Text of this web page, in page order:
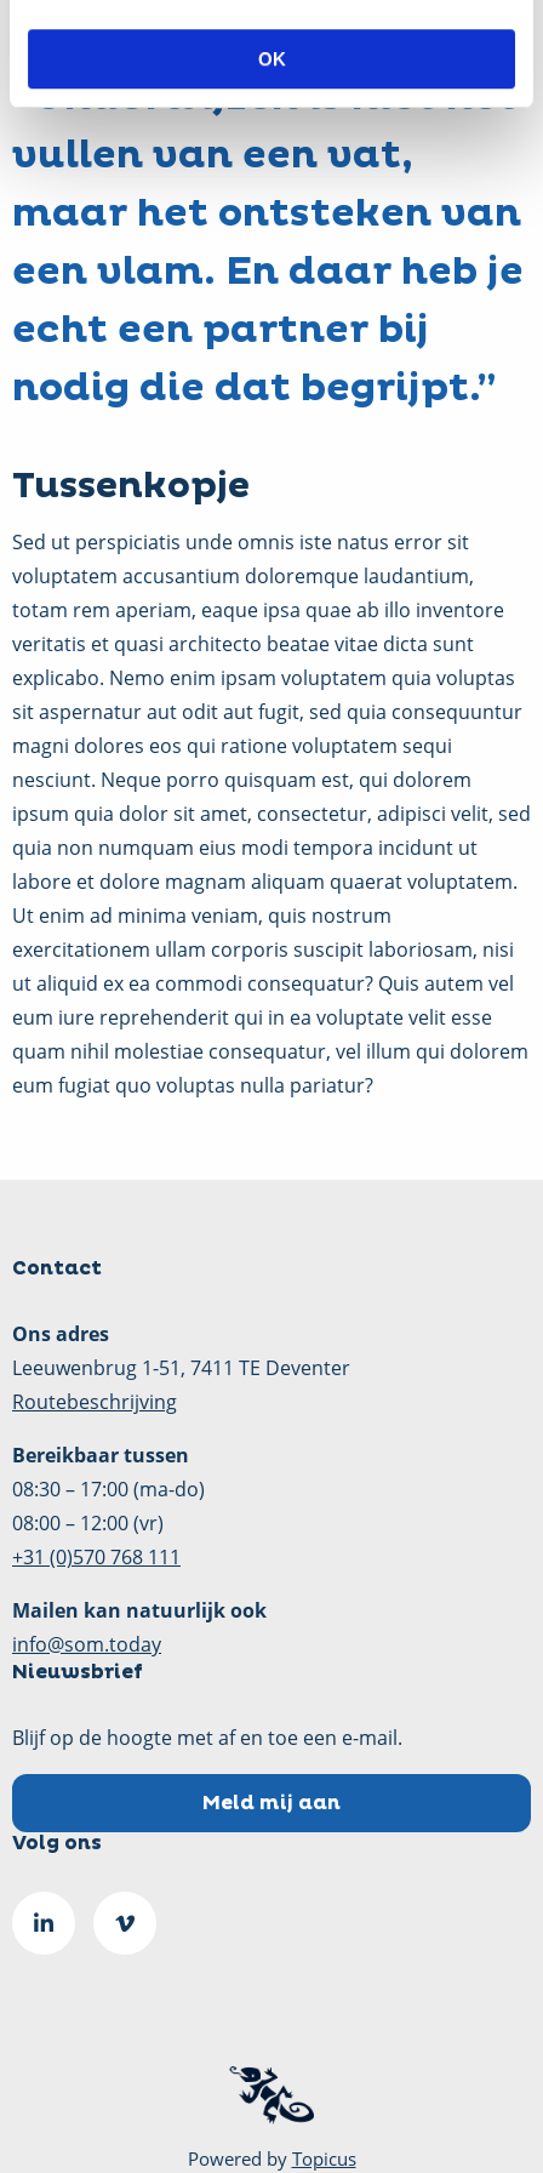
OK
magni dolores eos qui ratione voluptatem.
“Onderwijzen is niet het
vullen van een vat,
maar het ontsteken van
een vlam. En daar heb je
echt een partner bij
nodig die dat begrijpt.”
Tussenkopje
Sed ut perspiciatis unde omnis iste natus error sit
voluptatem accusantium doloremque laudantium,
totam rem aperiam, eaque ipsa quae ab illo inventore
veritatis et quasi architecto beatae vitae dicta sunt
explicabo. Nemo enim ipsam voluptatem quia voluptas
sit aspernatur aut odit aut fugit, sed quia consequuntur
magni dolores eos qui ratione voluptatem sequi
nesciunt. Neque porro quisquam est, qui dolorem
ipsum quia dolor sit amet, consectetur, adipisci velit, sed
quia non numquam eius modi tempora incidunt ut
labore et dolore magnam aliquam quaerat voluptatem.
Ut enim ad minima veniam, quis nostrum
exercitationem ullam corporis suscipit laboriosam, nisi
ut aliquid ex ea commodi consequatur? Quis autem vel
eum iure reprehenderit qui in ea voluptate velit esse
quam nihil molestiae consequatur, vel illum qui dolorem
eum fugiat quo voluptas nulla pariatur?
Contact
Ons adres
Leeuwenbrug 1-51, 7411 TE Deventer
Routebeschrijving
Bereikbaar tussen
08:30 – 17:00 (ma-do)
08:00 – 12:00 (vr)
+31 (0)570 768 111
Mailen kan natuurlijk ook
info@som.today
Nieuwsbrief
Blijf op de hoogte met af en toe een e-mail.
Meld mij aan
Volg ons
Ga
Go
Powered by Topicus